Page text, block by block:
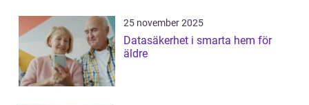
25 november 2025
Datasäkerhet i smarta hem för
äldre